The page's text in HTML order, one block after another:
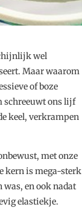
wel
Maar waarom
of boze
schreeuwt ons lijf
keel, verkrampen
met onze
kern is mega-sterk
en ook nadat
elastiekje.